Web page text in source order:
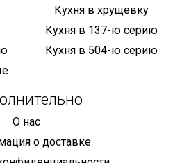
Кухня в хрущевку
Кухня в 137-ю серию
Кухня в 504-ю серию
О нас
о доставке